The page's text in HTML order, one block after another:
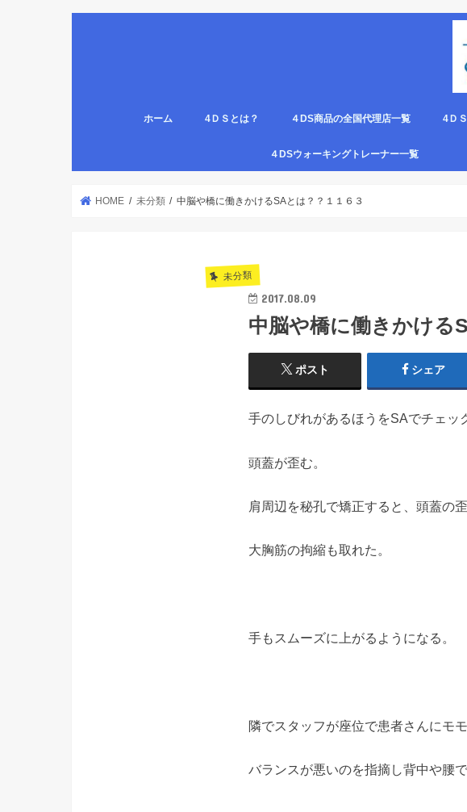
ホーム 4ＤＳとは？
医療従事者,学生のための語呂合わせ。
４DS商品の全国代理店一覧
４DSの公認クリエピロー代理店
4DS腸腹ペタベルト＆手首足首ベルト
４DS螺旋ソックス代理店一覧
4Ｄ
４DSウォーキングトレーナー一覧
HOME 未分類 中脳や橋に働きかけるSAとは？？１１６３
未分類
2017.08.09
中脳や橋に働きかける
ポスト シェア
手のしびれがあるほうをSAでチェッ
頭蓋が歪む。
肩周辺を秘孔で矯正すると、頭蓋の歪
大胸筋の拘縮も取れた。
手もスムーズに上がるようになる。
隣でスタッフが座位で患者さんにモ
バランスが悪いのを指摘し背中や腰